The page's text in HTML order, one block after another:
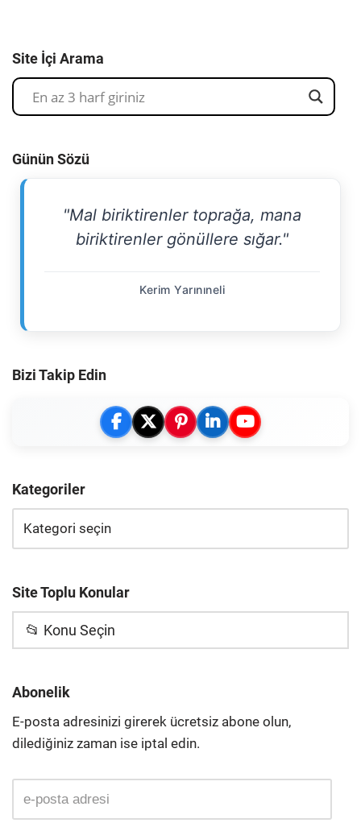
Site İçi Arama
Günün Sözü
"Mal biriktirenler toprağa, mana
biriktirenler gönüllere sığar."
Kerim Yarınıneli
Bizi Takip Edin
Kategoriler
Site Toplu Konular
📂 Konu Seçin
Abonelik
E-posta adresinizi girerek ücretsiz abone olun,
dilediğiniz zaman ise iptal edin.